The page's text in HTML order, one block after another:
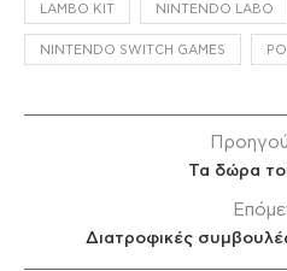
LAMBO KIT NINTENDO LABO
NINTENDO SWITCH GAMES
Τα δώρα
Διατροφικές